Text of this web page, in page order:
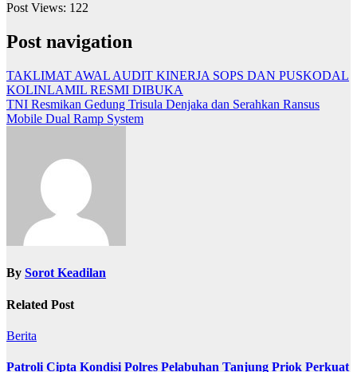
Post Views: 122
Post navigation
TAKLIMAT AWAL AUDIT KINERJA SOPS DAN PUSKODAL
KOLINLAMIL RESMI DIBUKA
TNI Resmikan Gedung Trisula Denjaka dan Serahkan Ransus
Mobile Dual Ramp System
By Sorot Keadilan
Related Post
Berita
Patroli Cipta Kondisi Polres Pelabuhan Tanjung Priok Perkuat